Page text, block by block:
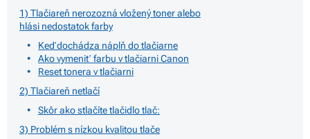
1) Tlačiareň nerozozná vložený toner alebo
hlási nedostatok farby
Keď dochádza náplň do tlačiarne
Ako vymeniť farbu v tlačiarni Canon
Reset tonera v tlačiarni
2) Tlačiareň netlačí
Skôr ako stlačíte tlačidlo tlač:
3) Problém s nízkou kvalitou tlače